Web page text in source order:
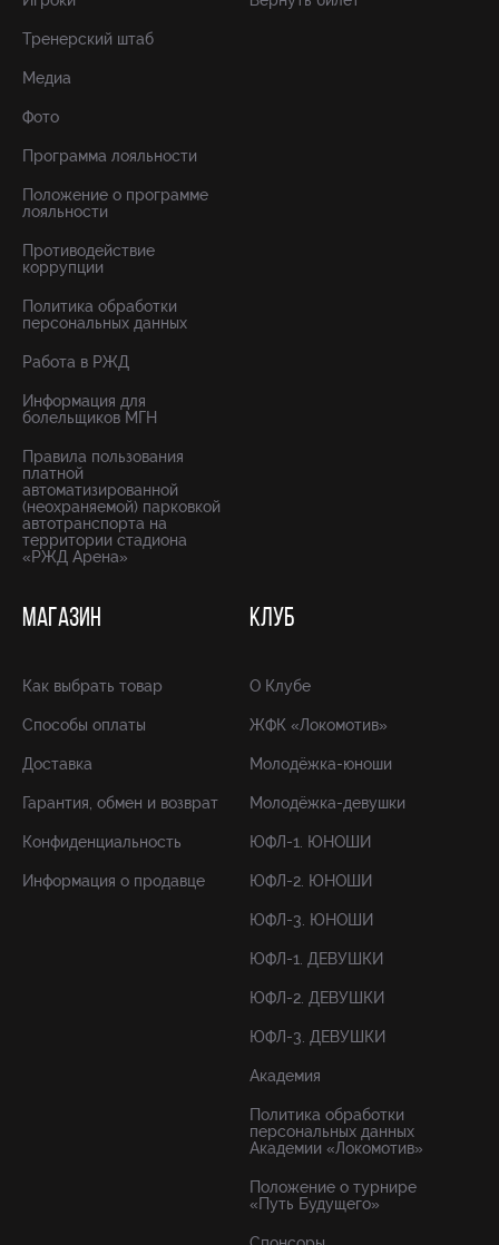
Тренерский штаб
Медиа
Фото
Программа лояльности
Положение о программе
лояльности
Противодействие
коррупции
Политика обработки
персональных данных
Работа в РЖД
Информация для
болельщиков МГН
Правила пользования
платной
автоматизированной
(неохраняемой) парковкой
автотранспорта на
территории стадиона
«РЖД Арена»
МАГАЗИН
Как выбрать товар
Способы оплаты
Доставка
Гарантия, обмен и возврат
Конфиденциальность
Информация о продавце
КЛУБ
О Клубе
ЖФК «Локомотив»
Молодёжка-юноши
Молодёжка-девушки
ЮФЛ-1. ЮНОШИ
ЮФЛ-2. ЮНОШИ
ЮФЛ-3. ЮНОШИ
ЮФЛ-1. ДЕВУШКИ
ЮФЛ-2. ДЕВУШКИ
ЮФЛ-3. ДЕВУШКИ
Академия
Политика обработки
персональных данных
Академии «Локомотив»
Положение о турнире
«Путь Будущего»